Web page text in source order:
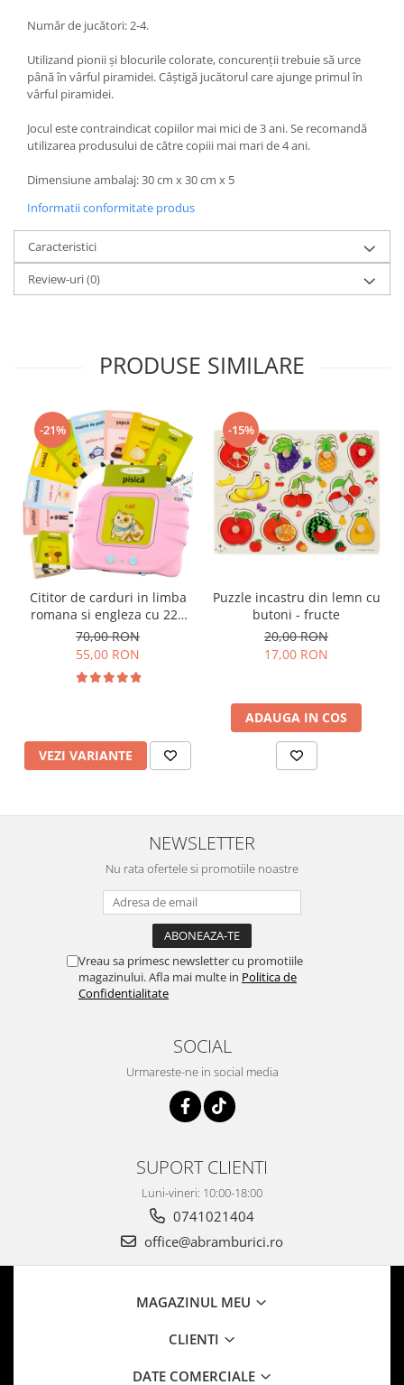
Număr de jucători: 2-4.
Utilizand pionii şi blocurile colorate, concurenţii trebuie să urce
până în vârful piramidei. Câştigă jucătorul care ajunge primul în
vârful piramidei.
Jocul este contraindicat copiilor mai mici de 3 ani. Se recomandă
utilizarea produsului de către copiii mai mari de 4 ani.
Dimensiune ambalaj: 30 cm x 30 cm x 5
Informatii conformitate produs
Caracteristici
Review-uri(0)
PRODUSE SIMILARE
-21%
Cititor de carduri in limba
romana si engleza cu 224
de imagini si sunete,
incarcare USB
70,00 RON
55,00 RON
VEZI VARIANTE
-15%
Puzzle incastru din lemn cu
butoni - fructe
20,00 RON
17,00 RON
ADAUGA IN COS
NEWSLETTER
Nu rata ofertele si promotiile noastre
Vreau sa primesc newsletter cu promotiile
magazinului. Afla mai multe in Politica de
Confidentialitate
SOCIAL
Urmareste-ne in social media
SUPORT CLIENTI
Luni-vineri: 10:00-18:00
0741021404
office@abramburici.ro
MAGAZINUL MEU
CLIENTI
DATE COMERCIALE